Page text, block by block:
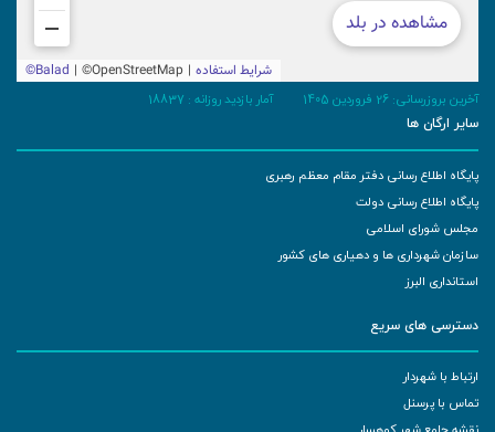
آخرین بروزرسانی: 26 فروردین 1405 آمار بازدید روزانه : 18837
سایر ارگان ها
پایگاه اطلاع رسانی دفتر مقام معظم رهبری
پایگاه اطلاع رسانی دولت
مجلس شورای اسلامی
سازمان شهرداری ها و دهیاری های کشور
استانداری البرز
دسترسی های سریع
ارتباط با شهردار
تماس با پرسنل